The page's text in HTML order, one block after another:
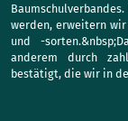
werden, erweitern wir
und -
anderem durch
bestätigt, die wir in